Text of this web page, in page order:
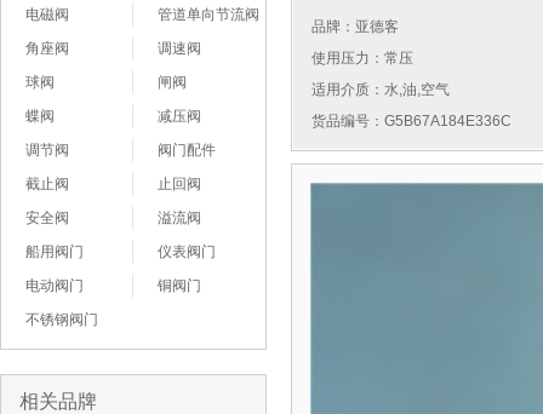
电磁阀
管道单向节流阀
角座阀
调速阀
球阀
闸阀
蝶阀
减压阀
调节阀
阀门配件
截止阀
止回阀
安全阀
溢流阀
船用阀门
仪表阀门
电动阀门
铜阀门
不锈钢阀门
相关品牌
品牌： 亚德客
使用压力：常压
适用介质：水,油,空气
货品编号：G5B67A184E336C